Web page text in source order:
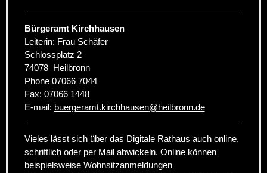
Bürgeramt Kirchhausen
Leiterin: Frau Schäfer
Schlossplatz 2
74078 Heilbronn
Phone 07066 7044
Fax: 07066 1448
E-mail: buergeramt.kirchhausen@heilbronn.de
Vieles lässt sich über das Digitale Rathaus auch online,
schriftlich oder per Mail abwickeln. Online können
beispielsweise Wohnsitzanmeldungen